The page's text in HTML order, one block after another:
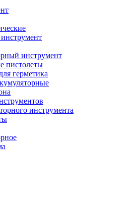
инструмент
пистолеты
герметика
инструмента